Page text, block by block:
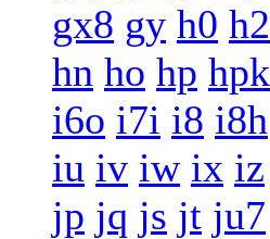
gx8 gy h0 h2
hn ho hp hpk
i6o i7i i8 i8h
iu iv iw ix iz
jp jq js jt ju7